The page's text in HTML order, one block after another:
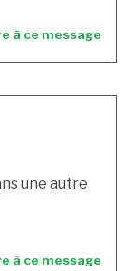
à ce message
une autre
à ce message